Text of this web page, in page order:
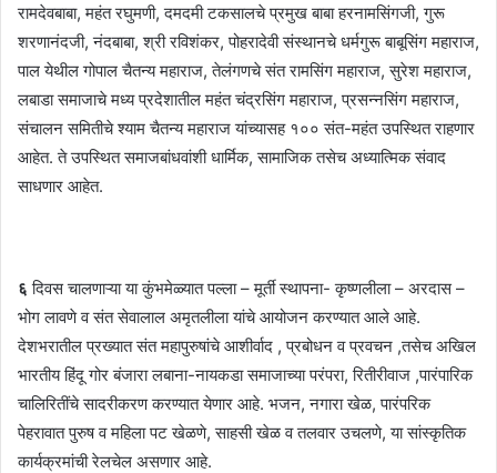
रामदेवबाबा, महंत रघुमणी, दमदमी टकसालचे प्रमुख बाबा हरनामसिंगजी, गुरू
शरणानंदजी, नंदबाबा, श्री रविशंकर, पोहरादेवी संस्थानचे धर्मगुरू बाबूसिंग महाराज,
पाल येथील गोपाल चैतन्य महाराज, तेलंगणचे संत रामसिंग महाराज, सुरेश महाराज,
लबाडा समाजाचे मध्य प्रदेशातील महंत चंद्रसिंग महाराज, प्रसन्नसिंग महाराज,
संचालन समितीचे श्याम चैतन्य महाराज यांच्यासह १०० संत-महंत उपस्थित राहणार
आहेत. ते उपस्थित समाजबांधवांशी धार्मिक, सामाजिक तसेच अध्यात्मिक संवाद
साधणार आहेत.
६ दिवस चालणाऱ्या या कुंभमेळ्यात पल्ला – मूर्ती स्थापना- कृष्णलीला – अरदास –
भोग लावणे व संत सेवालाल अमृतलीला यांचे आयोजन करण्यात आले आहे.
देशभरातील प्रख्यात संत महापुरुषांचे आशीर्वाद , प्रबोधन व प्रवचन ,तसेच अखिल
भारतीय हिंदू गोर बंजारा लबाना-नायकडा समाजाच्या परंपरा, रितीरीवाज ,पारंपारिक
चालिरितींचे सादरीकरण करण्यात येणार आहे. भजन, नगारा खेळ, पारंपरिक
पेहरावात पुरुष व महिला पट खेळणे, साहसी खेळ व तलवार उचलणे, या सांस्कृतिक
कार्यक्रमांची रेलचेल असणार आहे.